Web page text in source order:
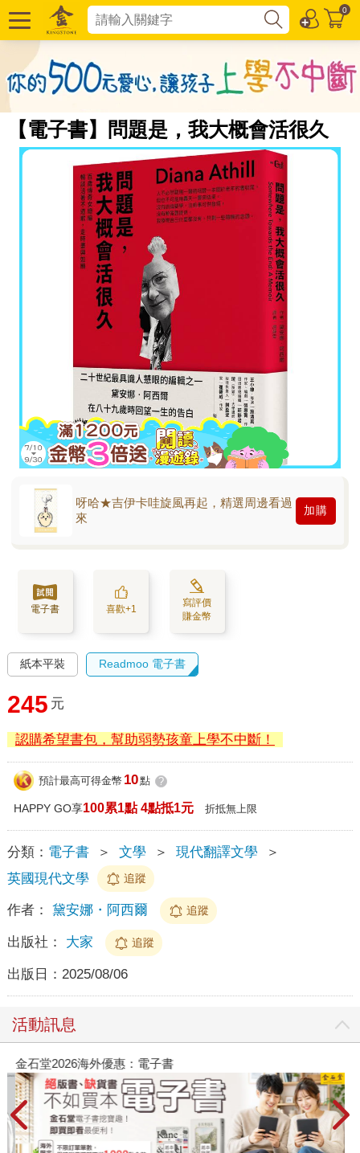
0
【電子書】問題是，我大概會活很久
呀哈★吉伊卡哇旋風再起，精選周邊看過
來
加購
電子書 喜歡+1
寫評價
賺金幣
紙本平裝 Readmoo 電子書
245 元
認購希望書包，幫助弱勢孩童上學不中斷！
預計最高可得金幣 10點 ?
HAPPY GO享100累1點 4點抵1元 折抵無上限
分類： 電子書 ＞ 文學 ＞ 現代翻譯文學
＞
英國現代文學
追蹤
作者： 黛安娜・阿西爾 追蹤
出版社： 大家 追蹤
出版日： 2025/08/06
活動訊息
金石堂2026海外優惠：電子書